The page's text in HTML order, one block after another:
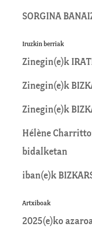
SORGINA
Iruzkin berriak
Zinegin(e)k
Zinegin(e)k
Zinegin(e)k
Hélène
bidalketan
iban(e)k
Artxiboak
2025(e)ko